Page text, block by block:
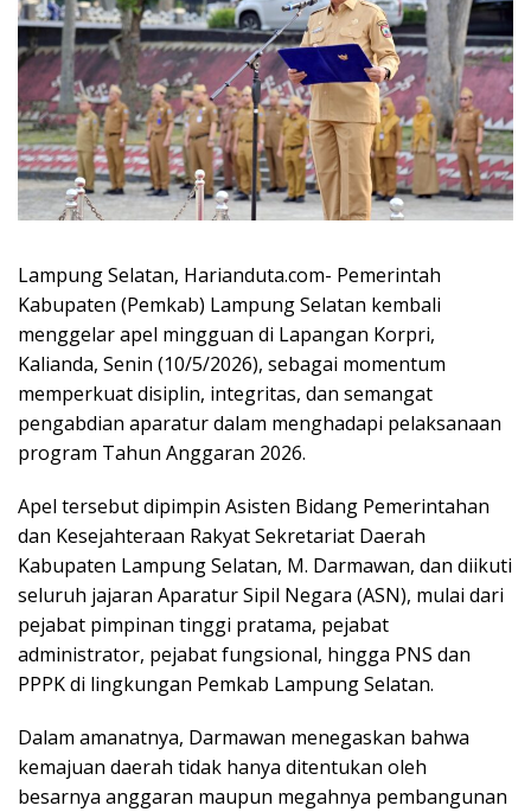
Lampung Selatan, Harianduta.com- Pemerintah
Kabupaten (Pemkab) Lampung Selatan kembali
menggelar apel mingguan di Lapangan Korpri,
Kalianda, Senin (10/5/2026), sebagai momentum
memperkuat disiplin, integritas, dan semangat
pengabdian aparatur dalam menghadapi pelaksanaan
program Tahun Anggaran 2026.
Apel tersebut dipimpin Asisten Bidang Pemerintahan
dan Kesejahteraan Rakyat Sekretariat Daerah
Kabupaten Lampung Selatan, M. Darmawan, dan diikuti
seluruh jajaran Aparatur Sipil Negara (ASN), mulai dari
pejabat pimpinan tinggi pratama, pejabat
administrator, pejabat fungsional, hingga PNS dan
PPPK di lingkungan Pemkab Lampung Selatan.
Dalam amanatnya, Darmawan menegaskan bahwa
kemajuan daerah tidak hanya ditentukan oleh
besarnya anggaran maupun megahnya pembangunan